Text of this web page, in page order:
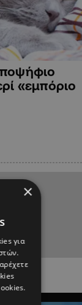
«εμπόριο
×
για